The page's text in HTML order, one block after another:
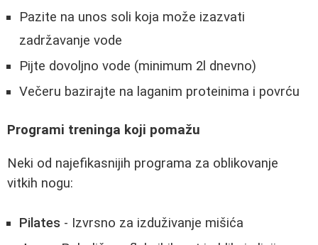
Pazite na unos soli koja može izazvati
zadržavanje vode
Pijte dovoljno vode (minimum 2l dnevno)
Večeru bazirajte na laganim proteinima i povrću
Programi treninga koji pomažu
Neki od najefikasnijih programa za oblikovanje
vitkih nogu:
Pilates - Izvrsno za izduživanje mišića